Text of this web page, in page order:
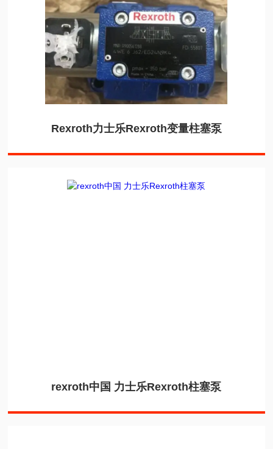
Rexroth力士乐Rexroth变量柱塞泵
rexroth中国 力士乐Rexroth柱塞泵